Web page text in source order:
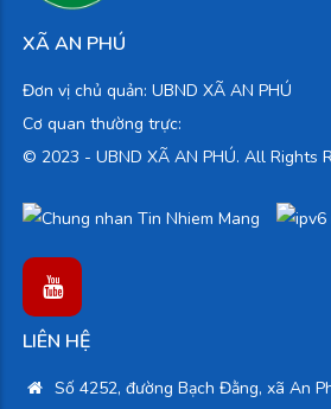
XÃ AN PHÚ
Đơn vị chủ quản: UBND XÃ AN PHÚ
Cơ quan thường trực:
© 2023 - UBND XÃ AN PHÚ. All Rights
LIÊN HỆ
Số 4252, đường Bạch Đằng, xã An